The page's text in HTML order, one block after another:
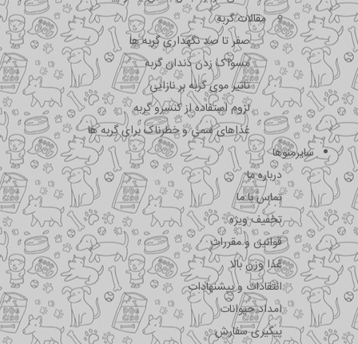
مقالات گربه
صفر تا صد نگهداری گربه ها
مسواک زدن دندان گربه
تاثیر موی گربه بر نازایی
لزوم استفاده از کنسرو گربه
غذاهای سمی و خطرناک برای گربه ها
سایرمنوها
درباره ما
تماس با ما
تخفیف ویژه
قوانین و مقررات
غذا وزن بالا
انتقادات و پیشنهادات
امداد حیوانات
پیگیری سفارش